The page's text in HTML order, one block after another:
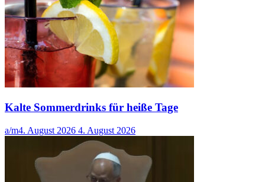
Kalte Sommerdrinks für heiße Tage
a/m4. August 2026 4. August 2026